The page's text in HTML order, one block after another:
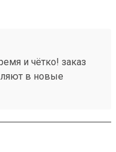
и чётко! заказ
в новые